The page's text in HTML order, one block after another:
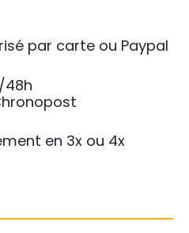
par carte ou Paypal
48h
en 3x ou 4x